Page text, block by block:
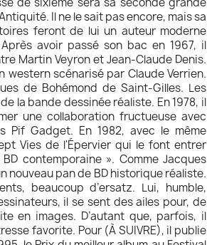
Il ne le sait pas encore, mais sa
feront de lui un auteur moderne
avoir passé son bac en 1967, il
Martin Veyron et Jean-Claude Denis.
western scénarisé par Claude Verrien.
de Bohémond de Saint-Gilles. Les
la bande dessinée réaliste. En 1978, il
une collaboration fructueuse avec
Pif Gadget. En 1982, avec le même
Vies de l'Épervier qui le font entrer
contemporaine ». Comme Jacques
nouveau pan de BD historique réaliste.
beaucoup d’ersatz. Lui, humble,
il se sent des ailes pour, de
en images. D’autant que, parfois, il
favorite. Pour (À SUIVRE), il publie